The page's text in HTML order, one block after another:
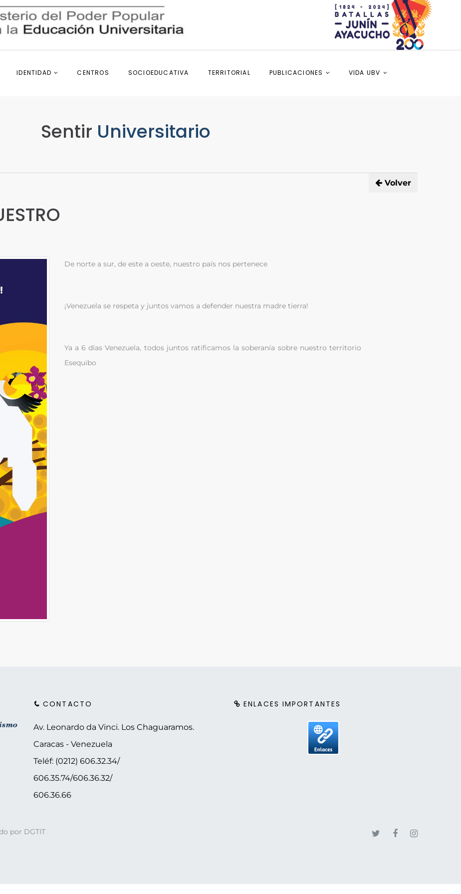
IDENTIDAD CENTROS SOCIOEDUCATIVA TERRITORIAL PUBLICACIONES VIDA UBV
Sentir Universitario
Volver
De norte a sur, de este a oeste, nuestro país nos pertenece
¡Venezuela se respeta y juntos vamos a defender nuestra madre tierra!
Ya a 6 días Venezuela, todos juntos ratificamos la soberanía sobre nuestro territorio
Esequibo
CONTACTO
Av. Leonardo da Vinci. Los Chaguaramos.
Caracas - Venezuela
Teléf: (0212) 606.32.34/
606.35.74/606.36.32/
606.36.66
ENLACES IMPORTANTES
por DGTIT